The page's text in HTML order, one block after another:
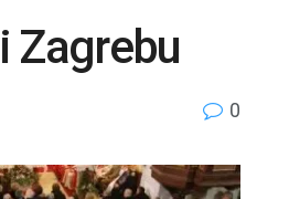
Zagrebu
0